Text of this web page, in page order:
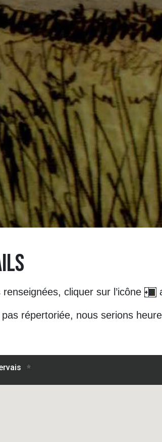
cliquer sur l’icône
répertoriée, nous serions